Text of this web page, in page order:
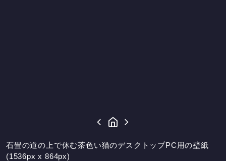
石畳の道の上で休む茶色い猫のデスクトップPC用の壁紙
(1536px x 864px)